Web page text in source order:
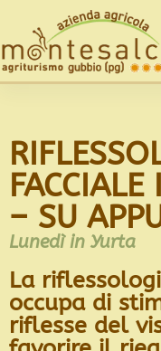
– SU
Lunedì in Yurta
La
occupa di
riflesse del